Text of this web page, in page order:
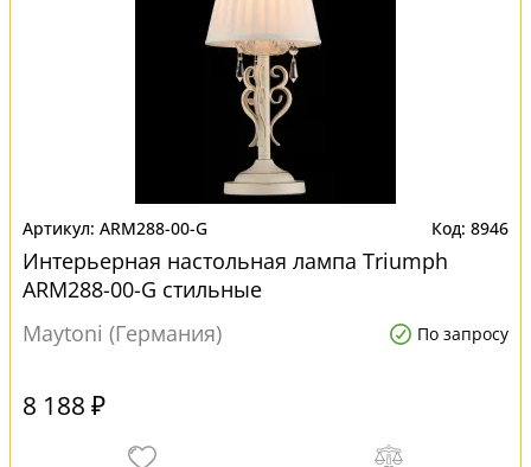
ARM288-00-G 8946
Интерьерная настольная лампа Triumph
ARM288-00-G стильные
Maytoni (Германия)
По запросу
8 188 ₽